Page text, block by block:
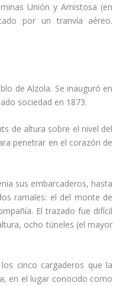
Unión y Amistosa (en
por un tranví­a aéreo.
de Alzola. Se inauguró en
sociedad en 1873.
de altura sobre el nivel del
penetrar en el corazón de
sus embarcaderos, hasta
ramales: el del monte de
El trazado fue difí­cil
ocho túneles (el mayor
cinco cargaderos que la
en el lugar conocido como